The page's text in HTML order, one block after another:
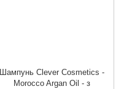
Шампунь Clever Cosmetics -
Morocco Argan Oil - з